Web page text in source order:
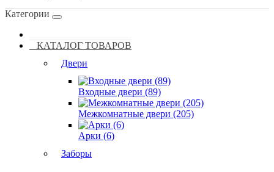
Категории
КАТАЛОГ ТОВАРОВ
Двери
Входные двери (89)
Межкомнатные двери (205)
Арки (6)
Заборы